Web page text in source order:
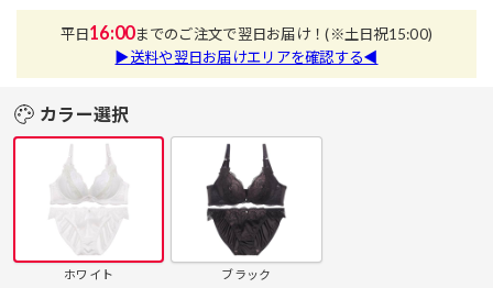
平日16:00までのご注文で翌日お届け！(※土日祝15:00)
▶送料や翌日お届けエリアを確認する◀
カラー選択
ホワイト ブラック